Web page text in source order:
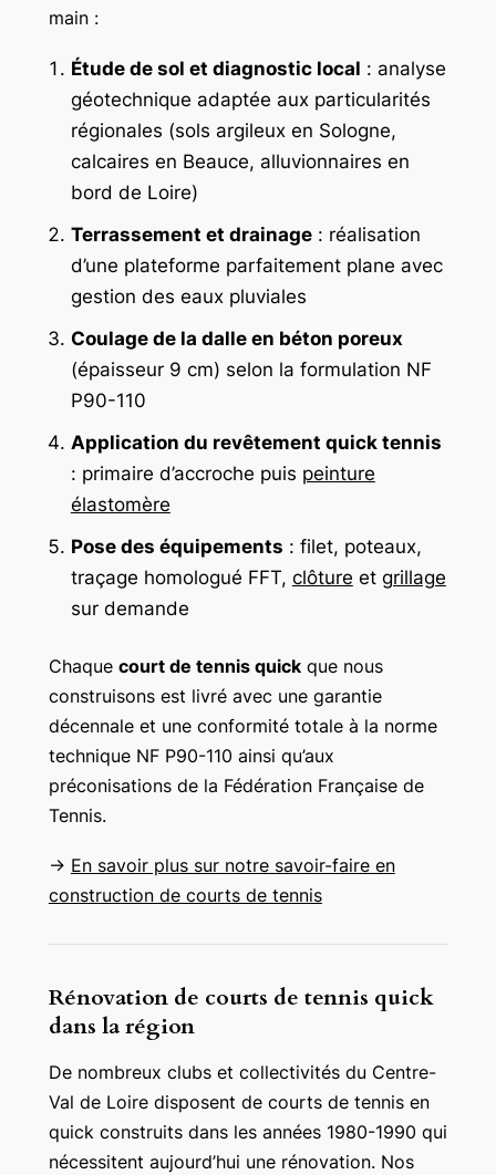
main :
Étude de sol et diagnostic local : analyse
géotechnique adaptée aux particularités
régionales (sols argileux en Sologne,
calcaires en Beauce, alluvionnaires en
bord de Loire)
Terrassement et drainage: réalisation
d’une plateforme parfaitement plane avec
gestion des eaux pluviales
Coulage de la dalle en béton poreux
(épaisseur 9 cm) selon la formulation NF
P90-110
Application du revêtement quick tennis
: primaire d’accroche puis peinture
élastomère
Pose des équipements : filet, poteaux,
traçage homologué FFT, clôture et grillage
sur demande
Chaque court de tennis quickque nous
construisons est livré avec une garantie
décennale et une conformité totale à la norme
technique NF P90-110 ainsi qu’aux
préconisations de la Fédération Française de
Tennis.
→ En savoir plus sur notre savoir-faire en
construction de courts de tennis
Rénovation de courts de tennis quick
dans la région
De nombreux clubs et collectivités du Centre-
Val de Loire disposent de courts de tennis en
quick construits dans les années 1980-1990 qui
nécessitent aujourd’hui une rénovation. Nos